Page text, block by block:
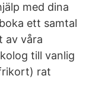
med dina
ett samtal
av våra
till vanlig
rat